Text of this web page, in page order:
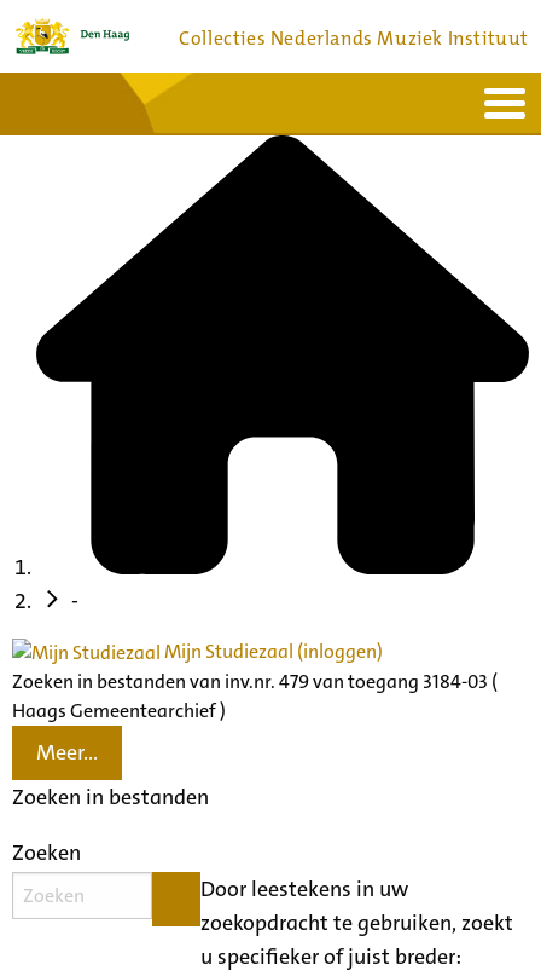
Collecties Nederlands Muziek Instituut
Bronnen en collecties
-
Mijn Studiezaal (inloggen)
Zoeken in bestanden van inv.nr. 479 van toegang 3184-03 (
Haags Gemeentearchief )
Meer...
Zoeken in bestanden
Zoeken
Door leestekens in uw
zoekopdracht te gebruiken, zoekt
u specifieker of juist breder: